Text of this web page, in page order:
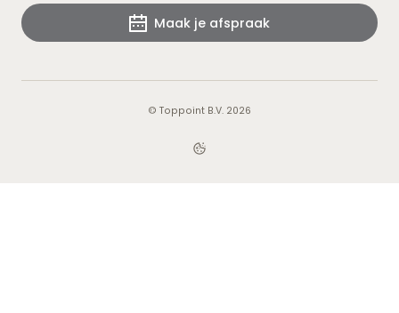
Maak je afspraak
© Toppoint B.V. 2026